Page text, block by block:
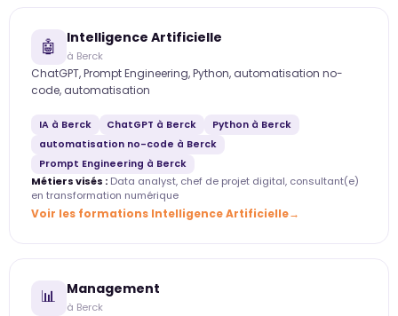
🤖 Intelligence Artificielle
à Berck
ChatGPT, Prompt Engineering, Python, automatisation no-
code, automatisation
IA à Berck ChatGPT à Berck
Python à Berck
automatisation no-code à Berck
Prompt Engineering à Berck
Métiers visés : Data analyst, chef de projet digital, consultant(e)
en transformation numérique
Voir les formations Intelligence Artificielle
📊 Management
à Berck